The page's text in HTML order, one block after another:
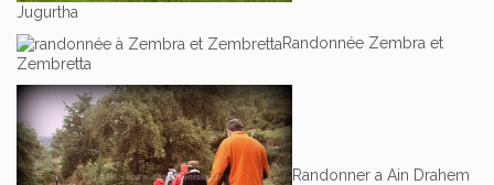
Jugurtha
Randonnée Zembra et
Zembretta
Randonner a Ain Drahem